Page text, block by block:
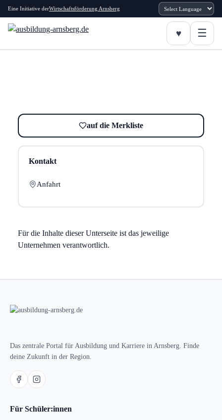
Eine Initiative derWirtschaftsförderung Arnsberg
auf die Merkliste
Kontakt
Anfahrt
Für die Inhalte dieser Unterseite ist das jeweilige
Unternehmen verantwortlich.
Das zentrale Portal für Ausbildung und Karriere in Arnsberg. Finde
deine Zukunft in der Region.
Für Schüler:innen